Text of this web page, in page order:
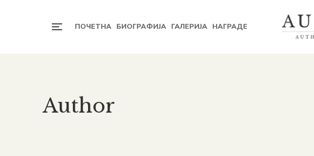
ПОЧЕТНА БИОГРАФИЈА ГАЛЕРИЈА НАГРАДЕ
Author